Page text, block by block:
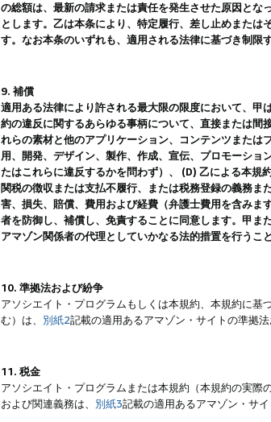
の総額は、最新の請求または責任を発生させた原因と
とします。乙は本条により、特定履行、差し止めまた
す。なお本条のいずれも、適用される法律に基づき制限
9. 補償
適用ある法律により許される最大限の限度において、
約の違反に関するあらゆる事柄について、直接または
れらの素材と他のアプリケーション、コンテンツまた
用、開発、デザイン、製作、作成、宣伝、プロモーショ
たはこれらに違反するかを問わず）、 (D) 乙による本規
関税の徴収または支払不履行、または税務登録の義務
害、損失、賠償、費用および経費（弁護士費用を含み
者を防御し、補償し、免責することに同意します。甲
アマゾン関係者の代理としていかなる法的措置を行うこ
10. 準拠法および紛争
アソシエイト・プログラムもしくは本規約、本規約に
む）は、 別紙2記載の適用あるアマゾン・サイトの準拠
11. 税金
アソシエイト・プログラムまたは本規約（本規約の実
および関連義務は、 別紙3記載の適用あるアマゾン・サ